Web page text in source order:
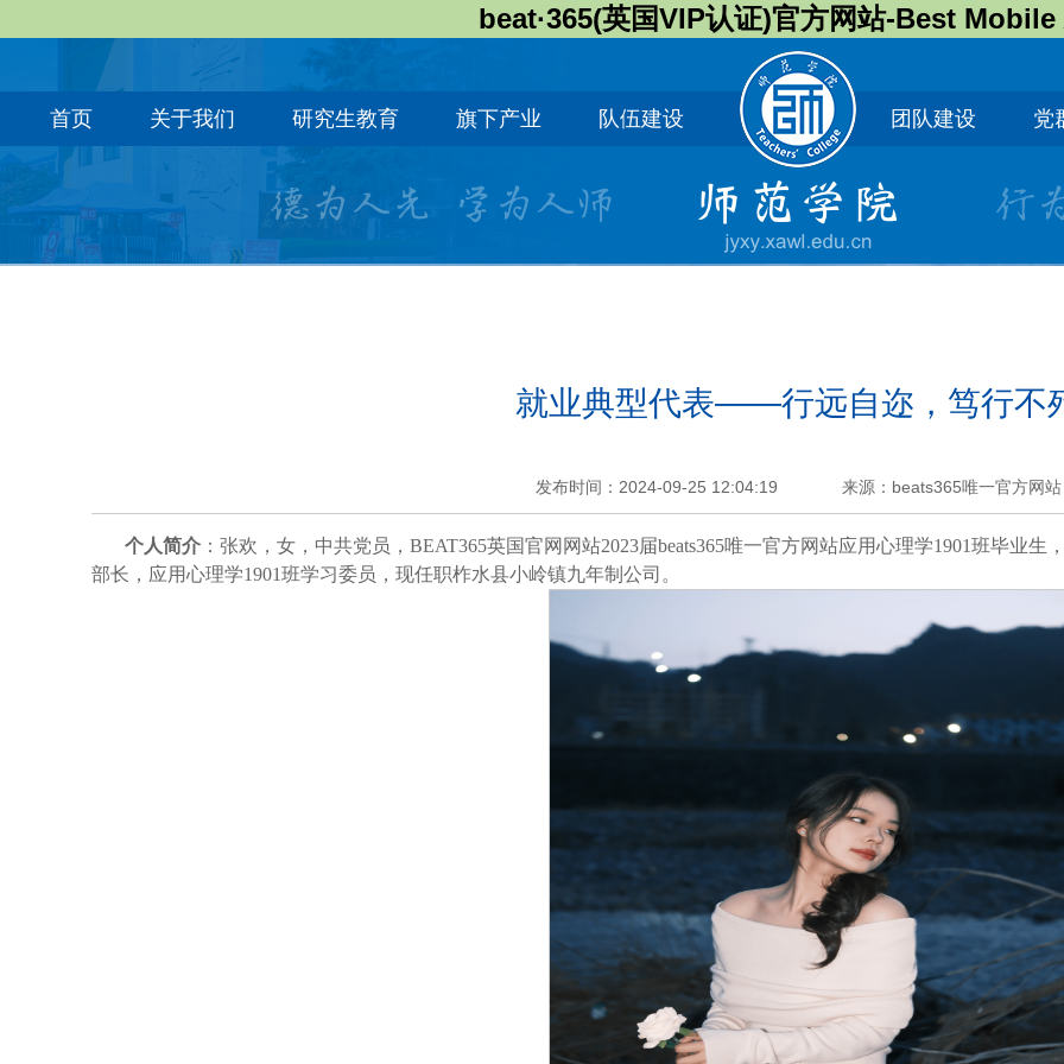
beat·365(英国VIP认证)官方网站-Best
首页 关于我们 研究生教育 旗下产业 队伍建设 团队建设 党
就业典型代表——行远自迩，笃行不
发布时间：2024-09-25 12:04:19 来源：beats365唯一官方网站
个人简介 ：张欢，女，中共党员，BEAT365英国官网网站2023届beats365唯一官方网站应用心理学1901班毕业
部长，应用心理学1901班学习委员，现任职柞水县小岭镇九年制公司。